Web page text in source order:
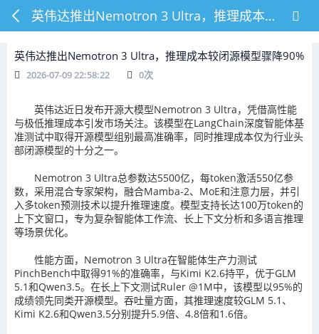
英伟达推出Nemotron 3 Ultra，推理成本较闭源模型骤降90%
英伟达推出Nemotron 3 Ultra，推理成本较闭源模型骤降90%
2026-07-09 22:58:22 0次
英伟达近日发布开源大模型Nemotron 3 Ultra，凭借高性能
与极低推理成本引发市场关注。该模型在LangChain深度智能体基
准测试中取得开源模型组别最高准确率，同时推理成本仅为行业头
部闭源模型的十分之一。
Nemotron 3 Ultra总参数达5500亿，每token激活550亿参
数，采用混合专家架构，融合Mamba-2、MoE和注意力层，并引
入多token预测技术以提升推理速度。模型支持长达100万token的
上下文窗口，专为复杂智能体工作流、长上下文分析和多语言推理
等场景优化。
性能方面，Nemotron 3 Ultra在智能体生产力测试
PinchBench中取得91%的准确率，与Kimi K2.6持平，优于GLM
5.1和Qwen3.5。在长上下文测试Ruler @1M中，该模型以95%的
成绩领先同类开源模型。吞吐量方面，其推理速度较GLM 5.1、
Kimi K2.6和Qwen3.5分别提升5.9倍、4.8倍和1.6倍。